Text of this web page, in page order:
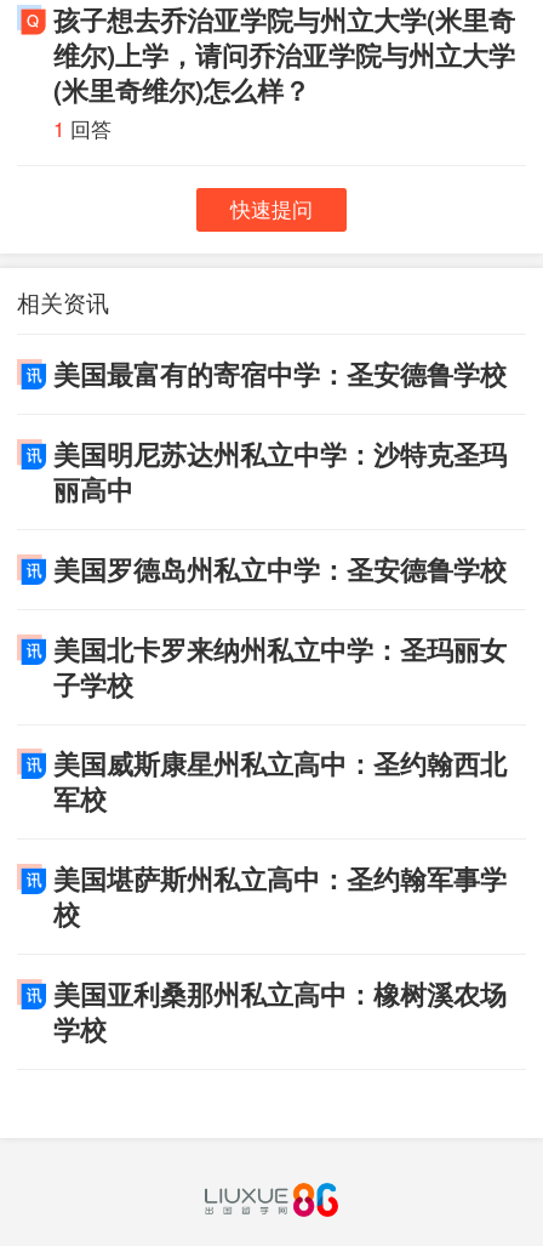
孩子想去乔治亚学院与州立大学(米里奇
维尔)上学，请问乔治亚学院与州立大学
(米里奇维尔)怎么样？
1 回答
快速提问
相关资讯
美国最富有的寄宿中学：圣安德鲁学校
美国明尼苏达州私立中学：沙特克圣玛
丽高中
美国罗德岛州私立中学：圣安德鲁学校
美国北卡罗来纳州私立中学：圣玛丽女
子学校
美国威斯康星州私立高中：圣约翰西北
军校
美国堪萨斯州私立高中：圣约翰军事学
校
美国亚利桑那州私立高中：橡树溪农场
学校